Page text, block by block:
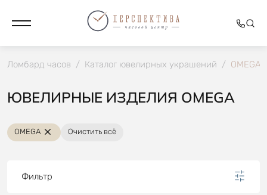
Ломбард часов / Каталог ювелирных украшений / OMEGA
ЮВЕЛИРНЫЕ ИЗДЕЛИЯ OMEGA
OMEGA Очистить всё
Фильтр